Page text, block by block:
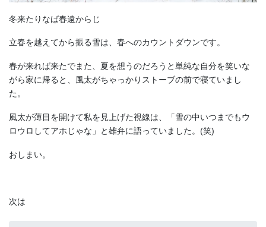
冬来たりなば春遠からじ
立春を越えてから振る雪は、春へのカウントダウンです。
春が来れば来たでまた、夏を想うのだろうと単純な自分を笑いな
がら家に帰ると、風太がちゃっかりストーブの前で寝ていまし
た。
風太が薄目を開けて私を見上げた視線は、「雪の中いつまでもウ
ロウロしてアホじゃな」と雄弁に語っていました。(笑)
おしまい。
次は